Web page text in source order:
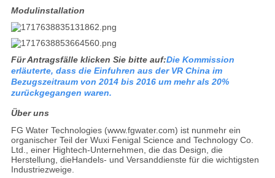
Modulinstallation
Für Antragsfälle klicken Sie bitte auf:Die Kommission
erläuterte, dass die Einfuhren aus der VR China im
Bezugszeitraum von 2014 bis 2016 um mehr als 20%
zurückgegangen waren.
Über uns
FG Water Technologies (www.fgwater.com) ist nunmehr ein
organischer Teil der Wuxi Fenigal Science and Technology Co.
Ltd., einer Hightech-Unternehmen, die das Design, die
Herstellung, dieHandels- und Versanddienste für die wichtigsten
Industriezweige.